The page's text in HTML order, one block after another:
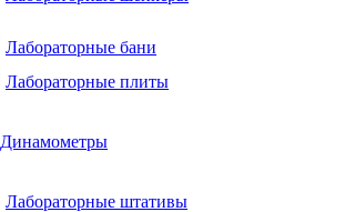
Лабораторные бани
Лабораторные плиты
Динамометры
Лабораторные штативы